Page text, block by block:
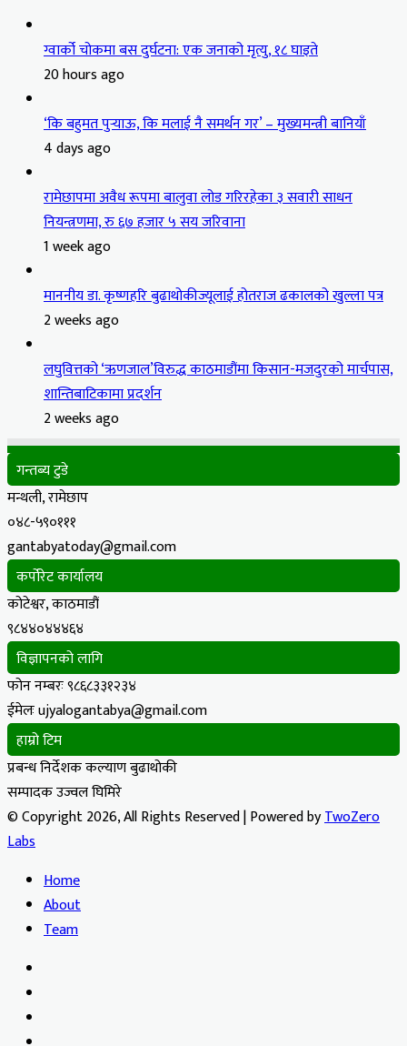
ग्वार्को चोकमा बस दुर्घटना: एक जनाको मृत्यु, १८ घाइते
20 hours ago
‘कि बहुमत पुर्‍याऊ, कि मलाई नै समर्थन गर’ – मुख्यमन्त्री बानियाँ
4 days ago
रामेछापमा अवैध रूपमा बालुवा लोड गरिरहेका ३ सवारी साधन
नियन्त्रणमा, रु ६७ हजार ५ सय जरिवाना
1 week ago
माननीय डा. कृष्णहरि बुढाथोकीज्यूलाई होतराज ढकालको खुल्ला पत्र
2 weeks ago
लघुवित्तको ‘ऋणजाल’विरुद्ध काठमाडौंमा किसान-मजदुरको मार्चपास,
शान्तिबाटिकामा प्रदर्शन
2 weeks ago
गन्तब्य टुडे
मन्थली, रामेछाप
०४८-५९०१११
gantabyatoday@gmail.com
कर्पोरेट कार्यालय
कोटेश्वर, काठमाडौं
९८४४०४४४६४
विज्ञापनको लागि
फोन नम्बरः ९८६८३३१२३४
ईमेलः ujyalogantabya@gmail.com
हाम्रो टिम
प्रबन्ध निर्देशक कल्याण बुढाथोकी
सम्पादक उज्वल घिमिरे
© Copyright 2026, All Rights Reserved | Powered byTwoZero
Labs
Home
About
Team